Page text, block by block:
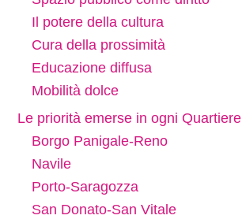
Il potere della cultura
Cura della prossimità
Educazione diffusa
Mobilità dolce
Le priorità emerse in ogni Quartiere
Borgo Panigale-Reno
Navile
Porto-Saragozza
San Donato-San Vitale